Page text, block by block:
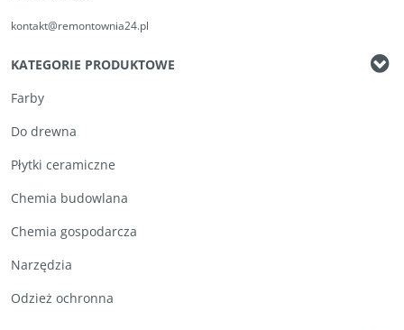
kontakt@remontownia24.pl
KATEGORIE PRODUKTOWE
Farby
Do drewna
Płytki ceramiczne
Chemia budowlana
Chemia gospodarcza
Narzędzia
Odzież ochronna